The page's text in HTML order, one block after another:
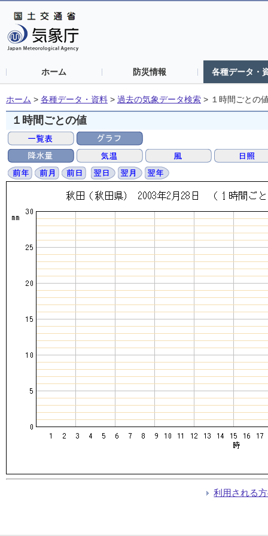
ホーム 防災情報 各種データ・
ホーム > 各種データ・資料 > 過去の気象データ検索 > １時間ごとの
１時間ごとの値
利用される